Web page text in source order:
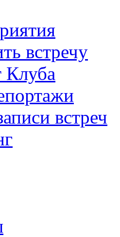
встречу
Клуба
встреч